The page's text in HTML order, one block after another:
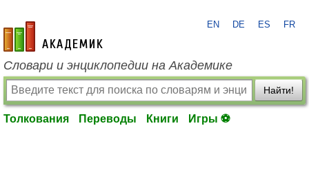
academic.ru
EN DE ES FR
Словари и энциклопедии на Академике
Найти!
Толкования Переводы Книги Игры ⚽